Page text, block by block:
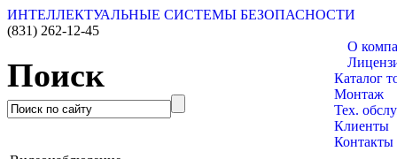
ИНТЕЛЛЕКТУАЛЬНЫЕ СИСТЕМЫ БЕЗОПАСНОСТИ
(831) 262-12-45
Поиск
О
Каталог
Монтаж
Тех.
Клиенты
Контакты